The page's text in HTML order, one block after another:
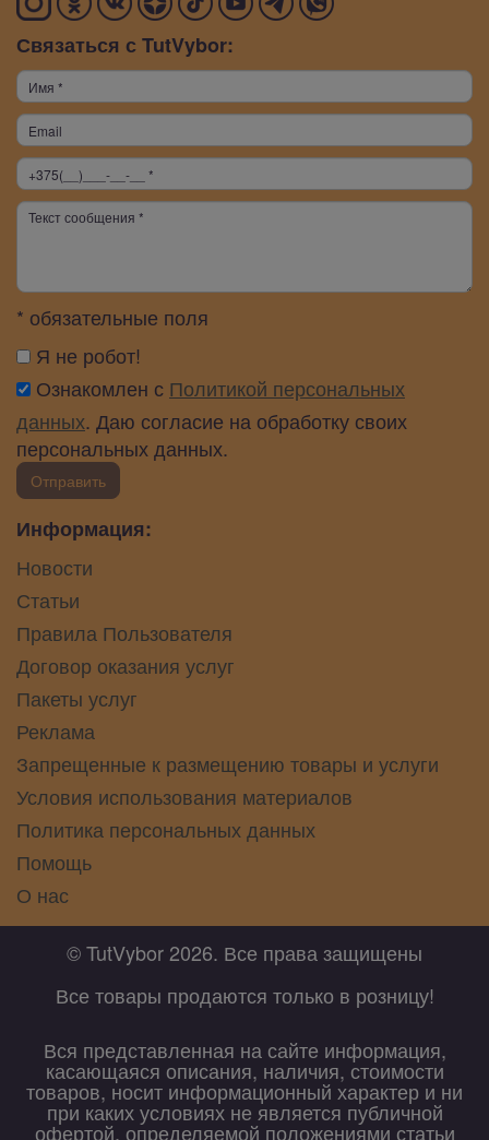
Связаться с TutVybor:
* обязательные поля
Я не робот!
Ознакомлен с Политикой персональных
данных. Даю согласие на обработку своих
персональных данных.
Отправить
Информация:
Новости
Статьи
Правила Пользователя
Договор оказания услуг
Пакеты услуг
Реклама
Запрещенные к размещению товары и услуги
Условия использования материалов
Политика персональных данных
Помощь
О нас
© TutVybor 2026. Все права защищены
Все товары продаются только в розницу!
Вся представленная на сайте информация,
касающаяся описания, наличия, стоимости
товаров, носит информационный характер и ни
при каких условиях не является публичной
офертой, определяемой положениями статьи